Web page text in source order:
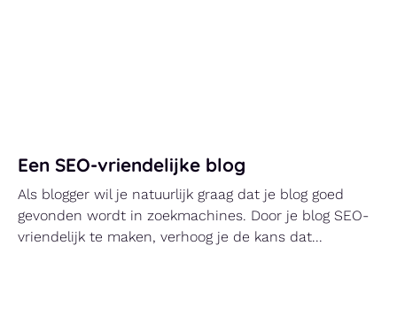
Een SEO-vriendelijke blog
Als blogger wil je natuurlijk graag dat je blog goed
gevonden wordt in zoekmachines. Door je blog SEO-
vriendelijk te maken, verhoog je de kans dat...